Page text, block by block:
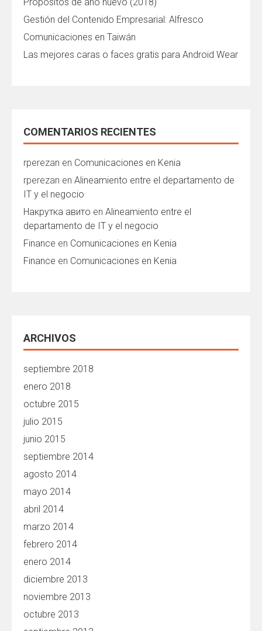
Propósitos de año nuevo (2018)
Gestión del Contenido Empresarial: Alfresco
Comunicaciones en Taiwán
Las mejores caras o faces gratis para Android Wear
COMENTARIOS RECIENTES
rperezan en Comunicaciones en Kenia
rperezan en Alineamiento entre el departamento de
IT y el negocio
Накрутка авито en Alineamiento entre el
departamento de IT y el negocio
Finance en Comunicaciones en Kenia
Finance en Comunicaciones en Kenia
ARCHIVOS
septiembre 2018
enero 2018
octubre 2015
julio 2015
junio 2015
septiembre 2014
agosto 2014
mayo 2014
abril 2014
marzo 2014
febrero 2014
enero 2014
diciembre 2013
noviembre 2013
octubre 2013